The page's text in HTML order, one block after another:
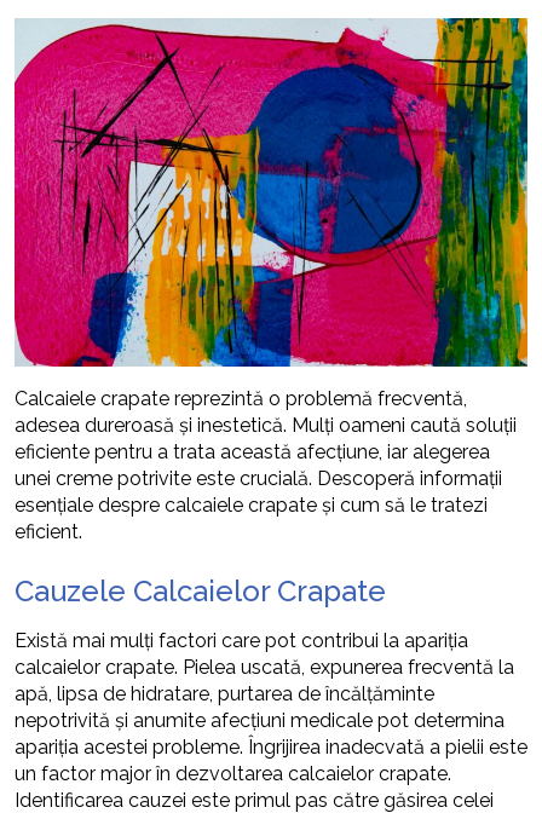
Calcaiele crapate reprezintă o problemă frecventă,
adesea dureroasă și inestetică. Mulți oameni caută soluții
eficiente pentru a trata această afecțiune, iar alegerea
unei creme potrivite este crucială. Descoperă informații
esențiale despre calcaiele crapate și cum să le tratezi
eficient.
Cauzele Calcaielor Crapate
Există mai mulți factori care pot contribui la apariția
calcaielor crapate. Pielea uscată, expunerea frecventă la
apă, lipsa de hidratare, purtarea de încălțăminte
nepotrivită și anumite afecțiuni medicale pot determina
apariția acestei probleme. Îngrijirea inadecvată a pielii este
un factor major în dezvoltarea calcaielor crapate.
Identificarea cauzei este primul pas către găsirea celei